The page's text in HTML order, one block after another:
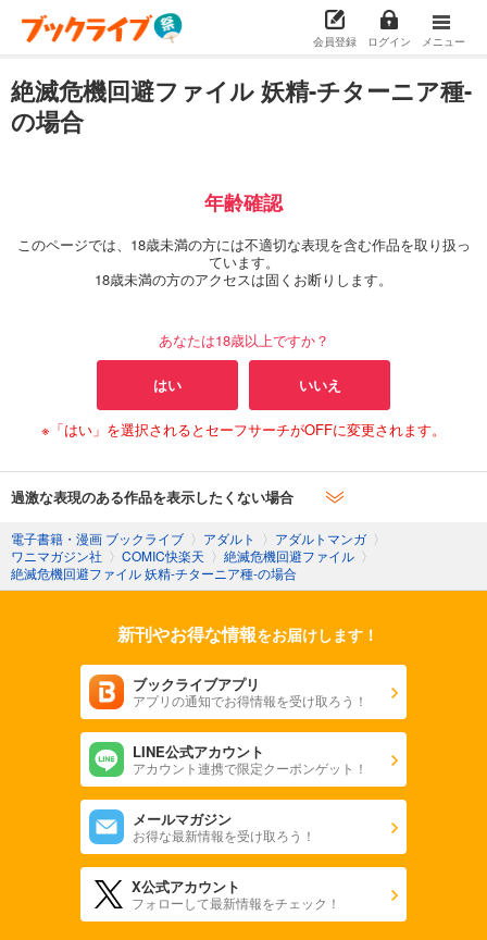
会員登録 ログイン メニュー
絶滅危機回避ファイル 妖精-チターニア種-
の場合
年齢確認
このページでは、18歳未満の方には不適切な表現を含む作品を取り扱っ
ています。
18歳未満の方のアクセスは固くお断りします。
あなたは18歳以上ですか？
はい いいえ
※「はい」を選択されるとセーフサーチがOFFに変更されます。
過激な表現のある作品を表示したくない場合
電子書籍・漫画 ブックライブ 〉 アダルト 〉 アダルトマンガ 〉
ワニマガジン社 〉 COMIC快楽天 〉 絶滅危機回避ファイル 〉
絶滅危機回避ファイル 妖精-チターニア種-の場合
新刊やお得な情報をお届けします！
ブックライブアプリ
アプリの通知でお得情報を受け取ろう！
LINE公式アカウント
アカウント連携で限定クーポンゲット！
メールマガジン
お得な最新情報を受け取ろう！
X公式アカウント
フォローして最新情報をチェック！